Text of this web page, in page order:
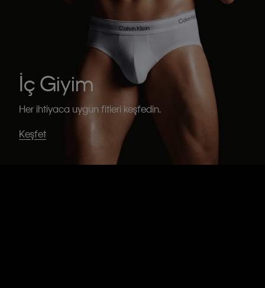
İç Giyim
Her ihtiyaca uygun fitleri keşfedin.
Keşfet